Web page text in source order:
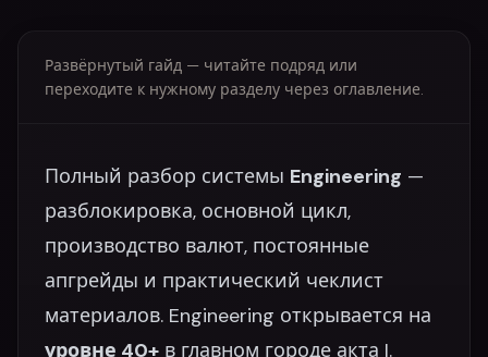
Развёрнутый гайд — читайте подряд или
переходите к нужному разделу через оглавление.
Полный разбор системы Engineering —
разблокировка, основной цикл,
производство валют, постоянные
апгрейды и практический чеклист
материалов. Engineering открывается на
уровне 40+ в главном городе акта I.